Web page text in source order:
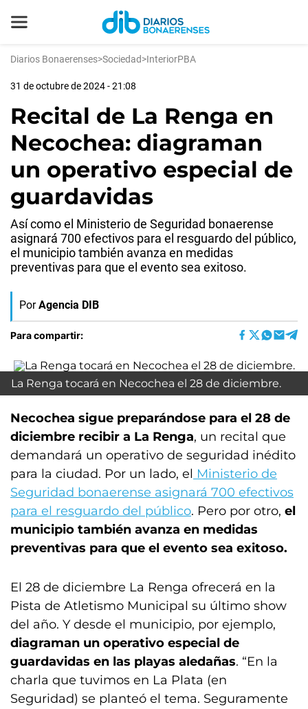
Diarios Bonaerenses>Sociedad>InteriorPBA
31 de octubre de 2024 - 21:08
Recital de La Renga en
Necochea: diagraman
un operativo especial de
guardavidas
Así como el Ministerio de Seguridad bonaerense
asignará 700 efectivos para el resguardo del público,
el municipio también avanza en medidas
preventivas para que el evento sea exitoso.
Por Agencia DIB
Para compartir:
La Renga tocará en Necochea el 28 de diciembre.
Necochea sigue preparándose para el 28 de
diciembre recibir a La Renga, un recital que
demandará un operativo de seguridad inédito
para la ciudad. Por un lado, el Ministerio de
Seguridad bonaerense asignará 700 efectivos
para el resguardo del público. Pero por otro, el
municipio también avanza en medidas
preventivas para que el evento sea exitoso.
El 28 de diciembre La Renga ofrecerá en la
Pista de Atletismo Municipal su último show
del año. Y desde el municipio, por ejemplo,
diagraman un operativo especial de
guardavidas en las playas aledañas. “En la
charla que tuvimos en La Plata (en
Seguridad) se planteó el tema. Seguramente